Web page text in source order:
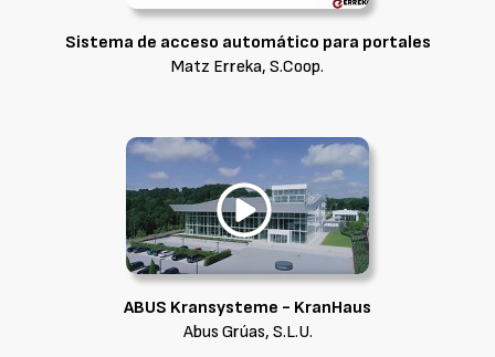
Sistema de acceso automático para portales
Matz Erreka, S.Coop.
ABUS Kransysteme - KranHaus
Abus Grúas, S.L.U.